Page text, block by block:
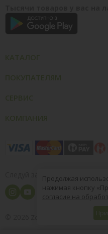
Следуй за нами
8 (800)
Продолжая
нажимая кнопку
согласие на